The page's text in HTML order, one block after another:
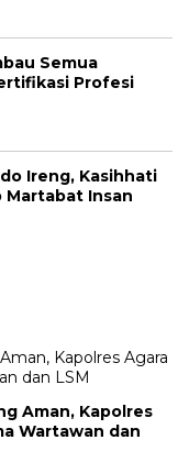
Semua
Profesi
Ireng, Kasihhati
Martabat Insan
Aman, Kapolres
Wartawan dan